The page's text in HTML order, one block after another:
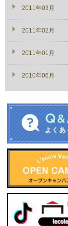
2011年03月
2011年02月
2011年01月
2010年06月